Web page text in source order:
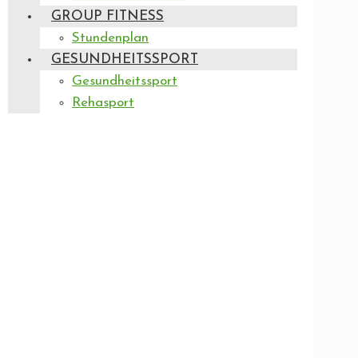
GROUP FITNESS
Stundenplan
GESUNDHEITSSPORT
Gesundheitssport
Rehasport